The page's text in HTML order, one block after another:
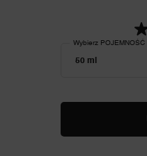
Wybierz POJEMNOŚĆ